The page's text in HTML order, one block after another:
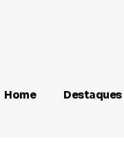
Home Destaques